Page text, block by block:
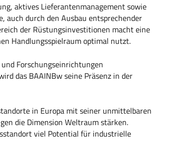
aktives Lieferantenmanagement sowie
durch den Ausbau entsprechender
der Rüstungsinvestitionen macht eine
Handlungsspielraum optimal nutzt.
Forschungseinrichtungen
das BAAINBw seine Präsenz in der
in Europa mit seiner unmittelbaren
die Dimension Weltraum stärken.
viel Potential für industrielle